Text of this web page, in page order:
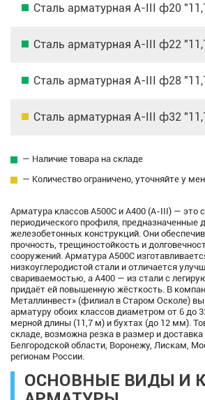
Сталь арматурная А-III ф20
Сталь арматурная А-III ф22
Сталь арматурная А-III ф28
Сталь арматурная А-III ф32
— Наличие товара на складе
— Количество ограничено, уточняйте у
Арматура классов А500С и А400 (А-III) — это
периодического профиля, предназначенные
железобетонных конструкций. Они
прочность, трещиностойкость и
сооружений. Арматура А500С
низкоуглеродистой стали и отличается
свариваемостью, а А400 — из стали с
придаёт ей повышенную жёсткость. В
Металлинвест» (филиал в Старом Осколе)
арматуру обоих классов диаметром от 6 до
мерной длины (11,7 м) и бухтах (до 12 мм).
складе, возможна резка в размер и
Белгородской области, Воронежу, Лискам,
регионам России.
ОСНОВНЫЕ ВИДЫ И